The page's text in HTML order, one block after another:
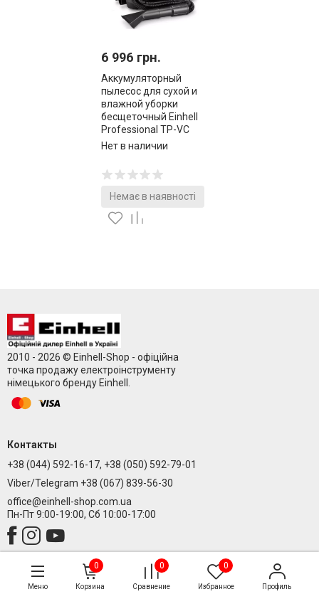
6 996 грн.
Аккумуляторный
пылесос для сухой и
влажной уборки
бесщеточный Einhell
Professional TP-VC
18/10 Li BL L-Solo
Нет в наличии
Немає в наявності
2010 - 2026 © Einhell-Shop - офіційна
точка продажу електроінструменту
німецького бренду Einhell.
Контакты
+38 (044) 592-16-17, +38 (050) 592-79-01
Viber/Telegram +38 (067) 839-56-30
office@einhell-shop.com.ua
Пн-Пт 9:00-19:00, Сб 10:00-17:00
Меню
0
Корзина
0
Сравнение
0
Избранное Профиль